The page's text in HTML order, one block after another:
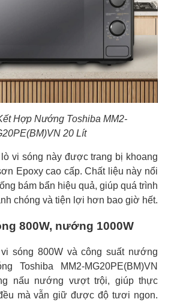
Hợp Nướng Toshiba MM2-
20 Lít
vi sóng này được trang bị khoang
Epoxy cao cấp. Chất liệu này nổi
bám bẩn hiệu quả, giúp quá trình
chóng và tiện lợi hơn bao giờ hết.
800W, nướng 1000W
sóng 800W và công suất nướng
Toshiba MM2-MG20PE(BM)VN
nấu nướng vượt trội, giúp thực
mà vẫn giữ được độ tươi ngon.